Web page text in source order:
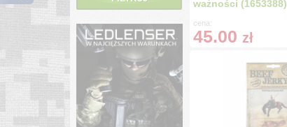
ważności (1653388)
cena:
45.00 zł